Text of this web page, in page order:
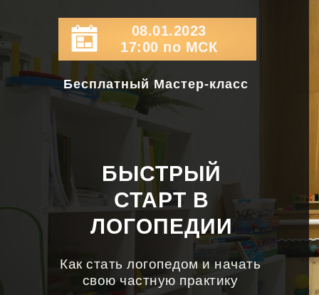
БЫСТРЫЙ
СТАРТ В
ЛОГОПЕДИИ
Как стать логопедом и начать
свою частную практику
Бесплатный Мастер-класс
08.01.2023
17:00 по МСК